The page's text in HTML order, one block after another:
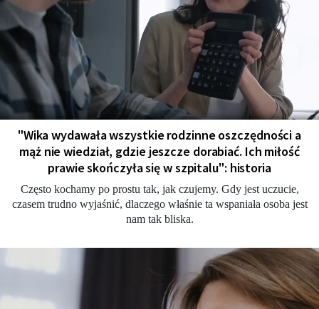
"Wika wydawała wszystkie rodzinne oszczędności a
mąż nie wiedział, gdzie jeszcze dorabiać. Ich miłość
prawie skończyła się w szpitalu": historia
Często kochamy po prostu tak, jak czujemy. Gdy jest uczucie,
czasem trudno wyjaśnić, dlaczego właśnie ta wspaniała osoba jest
nam tak bliska.